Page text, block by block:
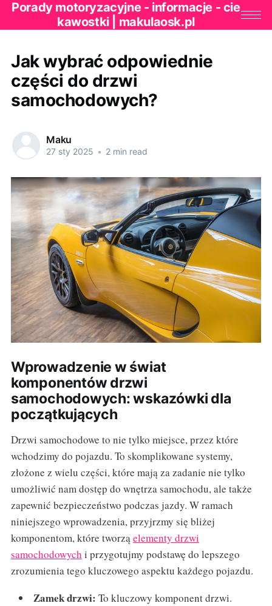
Porady motoryzacyjne - informacje - cie
kawostki | makulaosk.pl
Jak wybrać odpowiednie
części do drzwi
samochodowych?
Maku
27 sty 2025 • 2 min read
Wprowadzenie w świat
komponentów drzwi
samochodowych: wskazówki dla
początkujących
Drzwi samochodowe to nie tylko miejsce, przez które
wchodzimy do pojazdu. To skomplikowane systemy,
złożone z wielu części, które mają za zadanie nie tylko
umożliwić nam dostęp do wnętrza samochodu, ale także
zapewnić bezpieczeństwo podczas jazdy. W ramach
niniejszego wprowadzenia, przyjrzmy się bliżej
komponentom, które tworząelementy drzwi
samochodowych i przygotujmy podstawę do lepszego
zrozumienia tego kluczowego aspektu każdego pojazdu.
Zamek drzwi: To kluczowy komponent drzwi.